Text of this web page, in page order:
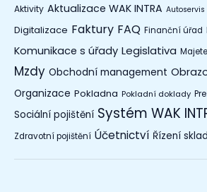
Aktivity Aktualizace WAK INTRA Autoservis
Digitalizace Faktury FAQ Finanční úřad
Komunikace s úřady Legislativa
Mzdy Obchodní management
Organizace Pokladna Pokladní doklady
Sociální pojištění Systém WAK
Zdravotní pojištění Účetnictví Řízení